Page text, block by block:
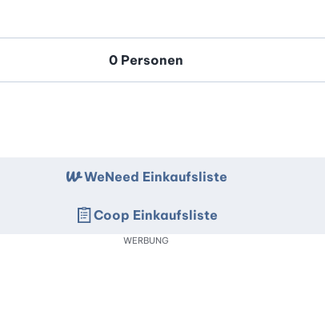
WeNeed Einkaufsliste
Coop Einkaufsliste
WERBUNG